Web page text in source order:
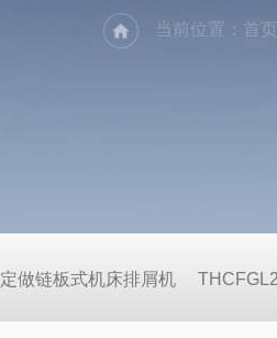
当前位置： 首页
定做链板式机床排屑机